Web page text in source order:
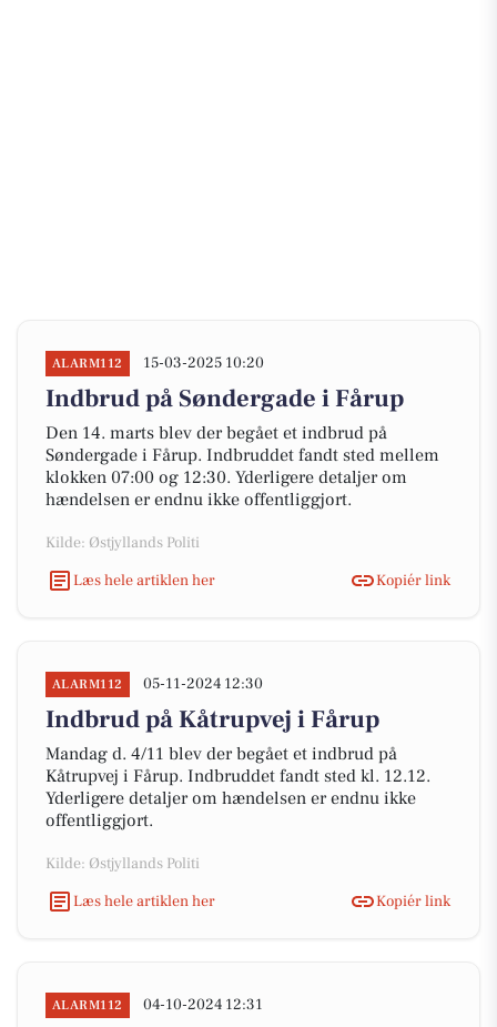
ALARM112 15-03-2025 10:20
Indbrud på Søndergade i Fårup
Den 14. marts blev der begået et indbrud på
Søndergade i Fårup. Indbruddet fandt sted mellem
klokken 07:00 og 12:30. Yderligere detaljer om
hændelsen er endnu ikke offentliggjort.
Kilde: Østjyllands Politi
Læs hele artiklen her
Kopiér link
ALARM112 05-11-2024 12:30
Indbrud på Kåtrupvej i Fårup
Mandag d. 4/11 blev der begået et indbrud på
Kåtrupvej i Fårup. Indbruddet fandt sted kl. 12.12.
Yderligere detaljer om hændelsen er endnu ikke
offentliggjort.
Kilde: Østjyllands Politi
Læs hele artiklen her
Kopiér link
ALARM112 04-10-2024 12:31